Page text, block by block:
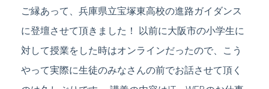
ご縁あって、兵庫県立宝塚東高校の進路ガイダンス
に登壇させて頂きました！ 以前に大阪市の小学生に
対して授業をした時はオンラインだったので、こう
やって実際に生徒のみなさんの前でお話させて頂く